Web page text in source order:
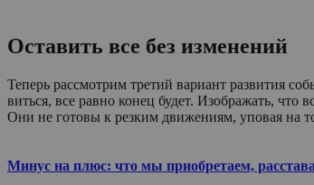
Оставить все без изменений
Теперь рассмотрим третий вариант развития
виться, все равно конец будет. Изображать,
Они не готовы к резким движениям, уповая на
Минус на плюс: что мы приобретаем,